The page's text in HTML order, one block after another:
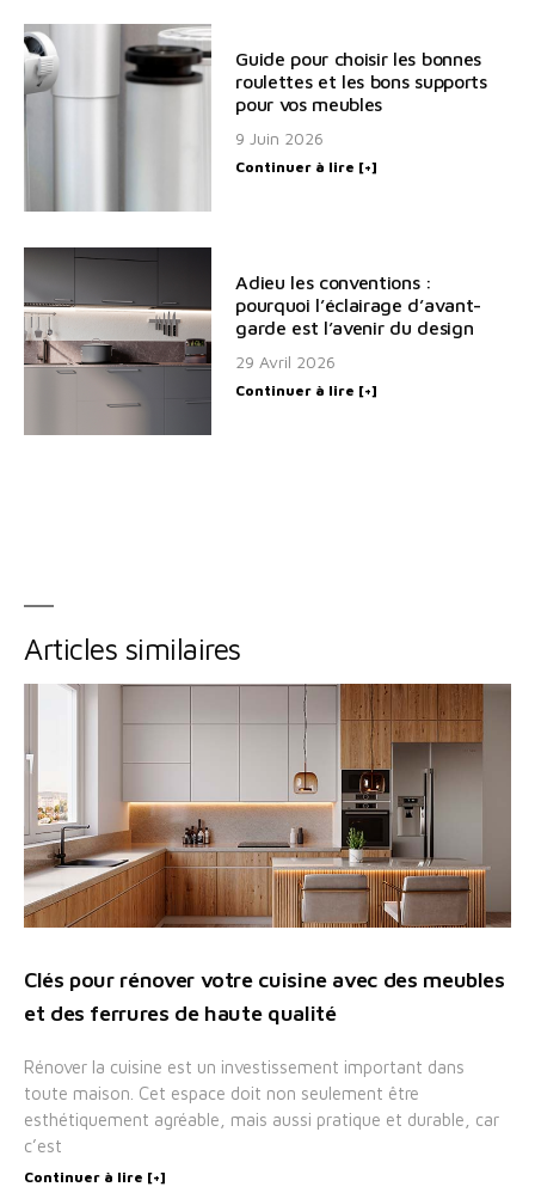
Guide pour choisir les bonnes
roulettes et les bons supports
pour vos meubles
9 Juin 2026
Continuer à lire [+]
Adieu les conventions :
pourquoi l’éclairage d’avant-
garde est l’avenir du design
29 Avril 2026
Continuer à lire [+]
Articles similaires
Clés pour rénover votre cuisine avec des meubles
et des ferrures de haute qualité
Rénover la cuisine est un investissement important dans
toute maison. Cet espace doit non seulement être
esthétiquement agréable, mais aussi pratique et durable, car
c’est
Continuer à lire [+]